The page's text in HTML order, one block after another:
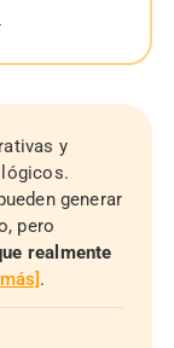
y
generar
pero
realmente
.